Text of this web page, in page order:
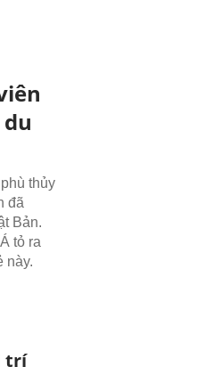
thủy
đã
Bản.
tỏ ra
này.
trí